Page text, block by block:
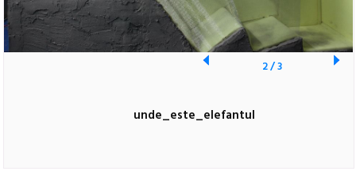
unde_este_elefantul
2/3